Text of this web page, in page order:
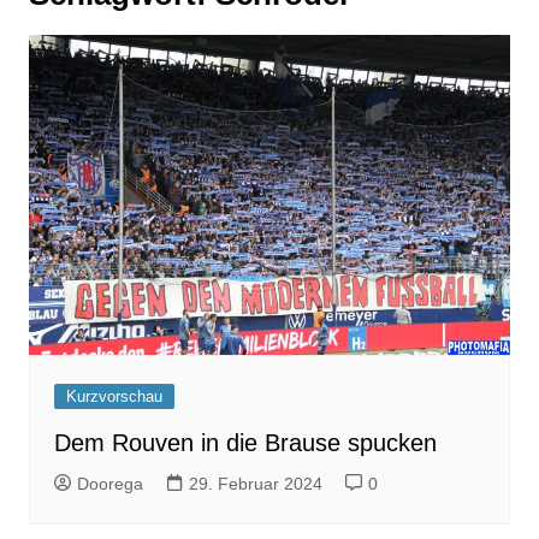
Kurzvorschau
Dem Rouven in die Brause spucken
Doorega 29. Februar 2024 0